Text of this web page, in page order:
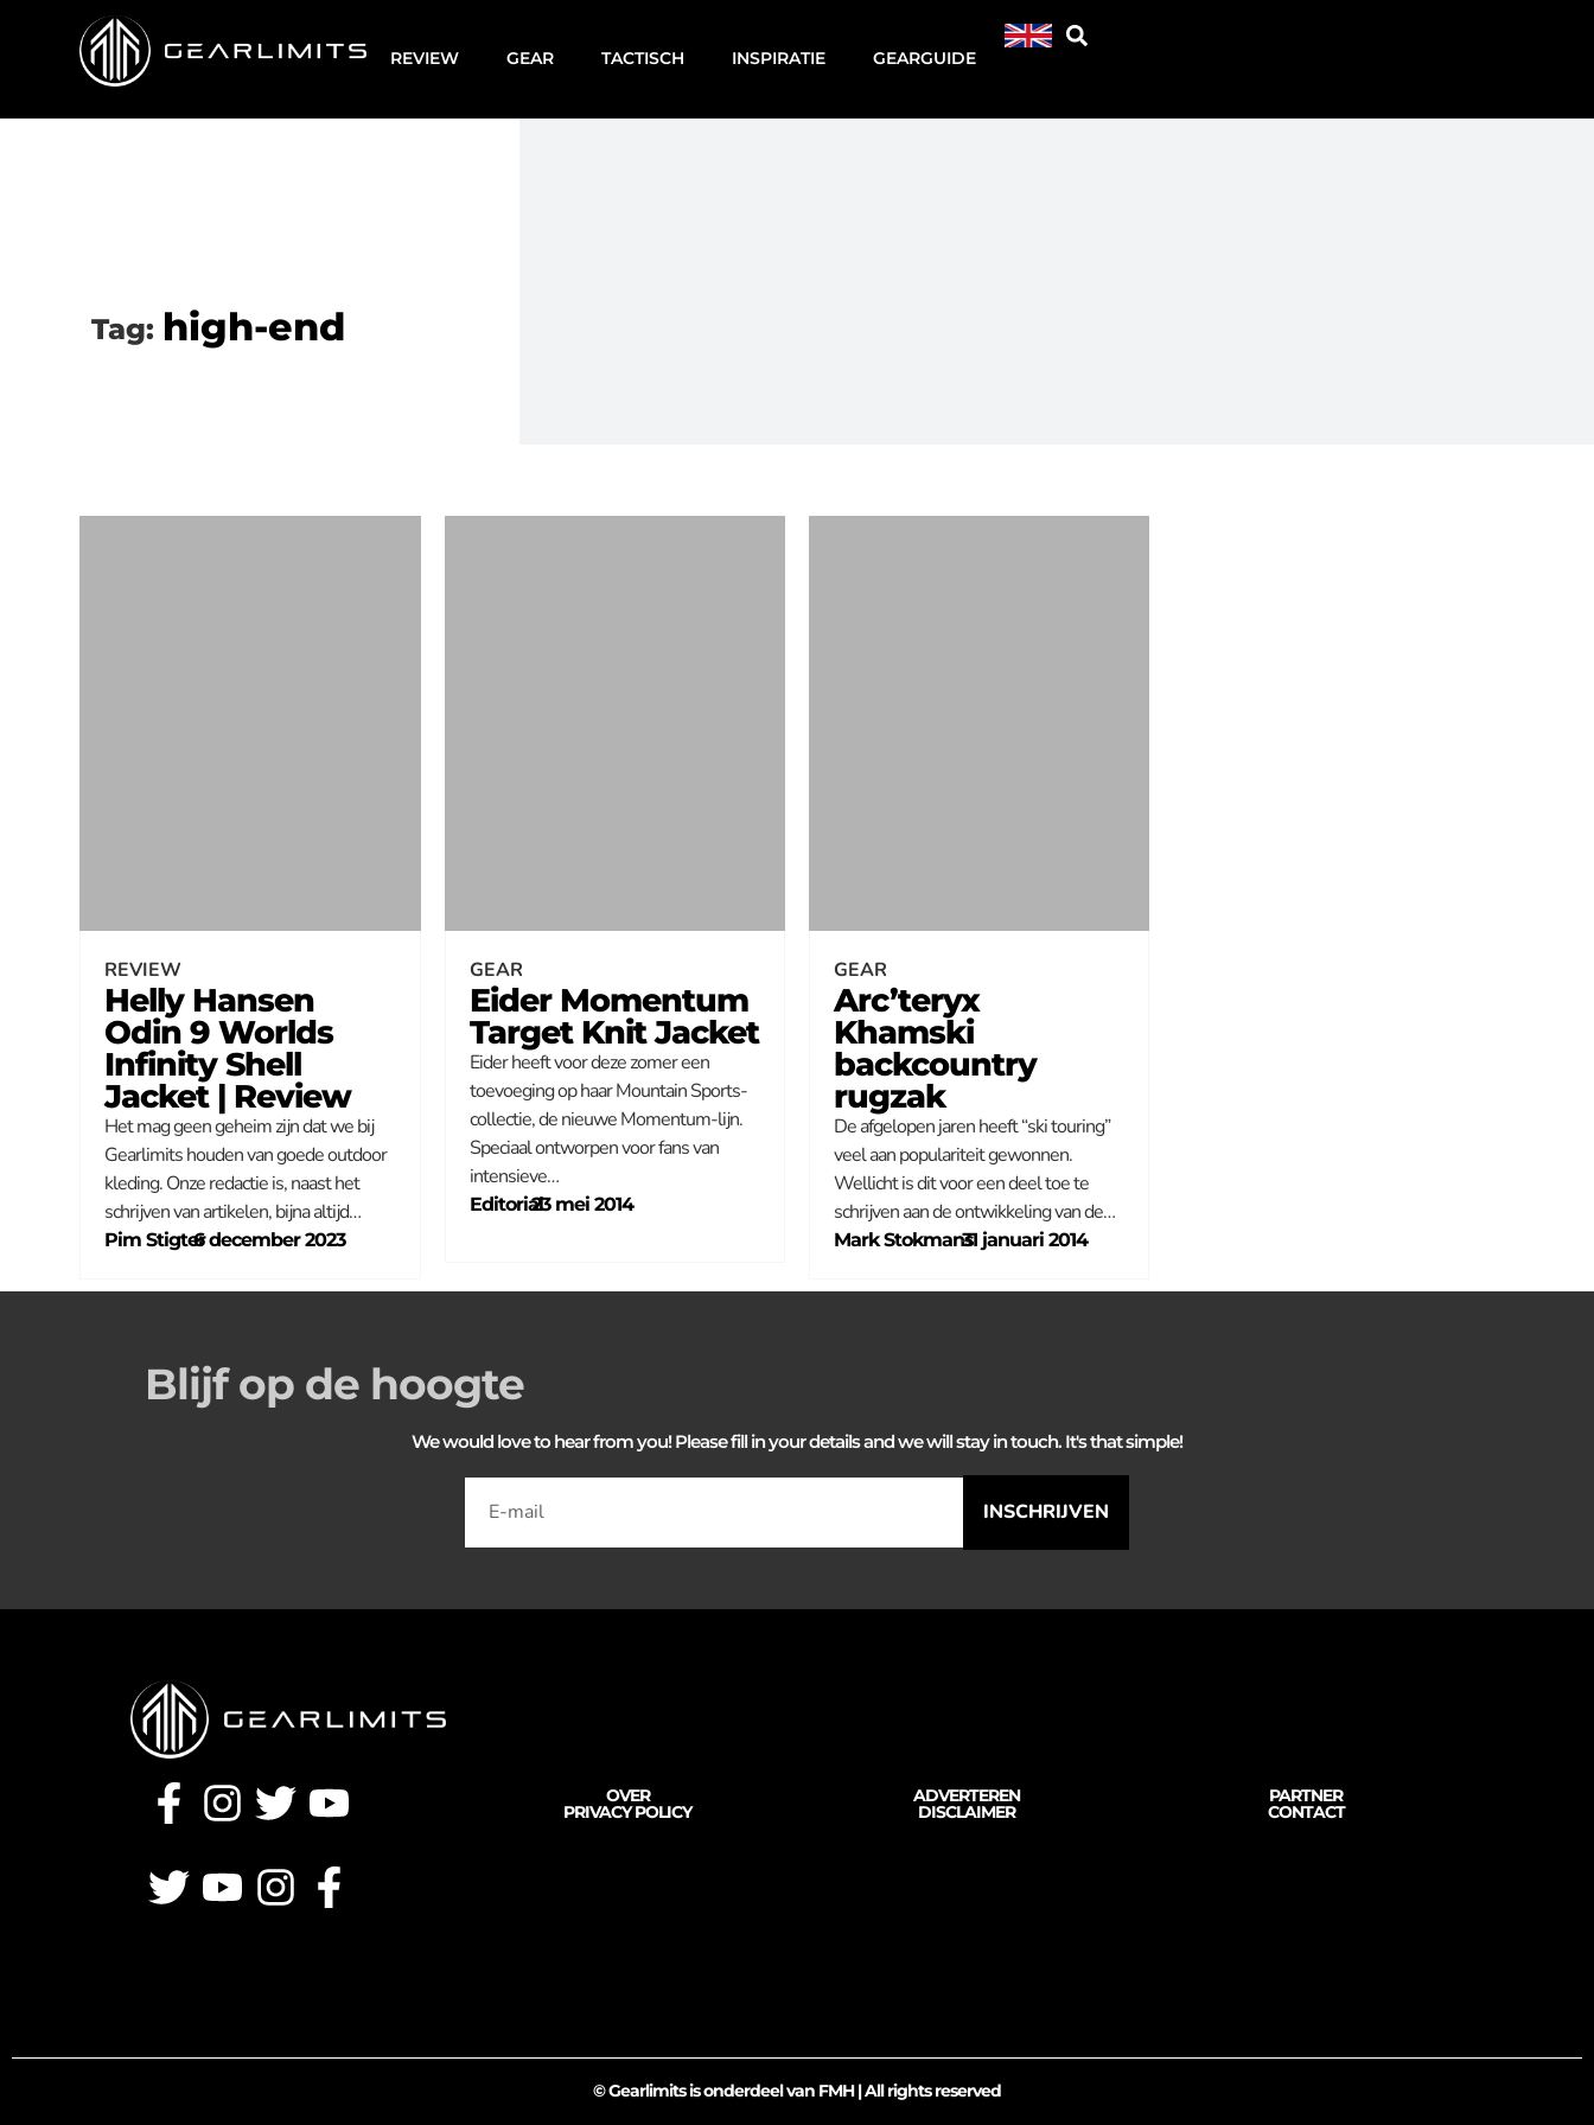
REVIEW GEAR TACTISCH INSPIRATIE GEARGUIDE
Tag: high-end
REVIEW
Helly Hansen
Odin 9 Worlds
Infinity Shell
Jacket | Review
Het mag geen geheim zijn dat we bij
Gearlimits houden van goede outdoor
kleding. Onze redactie is, naast het
schrijven van artikelen, bijna altijd…
Pim Stigter
–
6 december 2023
GEAR
Eider Momentum
Target Knit Jacket
Eider heeft voor deze zomer een
toevoeging op haar Mountain Sports-
collectie, de nieuwe Momentum-lijn.
Speciaal ontworpen voor fans van
intensieve…
Editorial
–
23 mei 2014
GEAR
Arc’teryx
Khamski
backcountry
rugzak
De afgelopen jaren heeft “ski touring”
veel aan populariteit gewonnen.
Wellicht is dit voor een deel toe te
schrijven aan de ontwikkeling van de…
Mark Stokmans
–
31 januari 2014
Blijf op de hoogte
We would love to hear from you! Please fill in your details and we will stay in touch. It's that simple!
INSCHRIJVEN
OVER
PRIVACY POLICY
ADVERTEREN
DISCLAIMER
PARTNER
CONTACT
© Gearlimits is onderdeel van FMH | All rights reserved